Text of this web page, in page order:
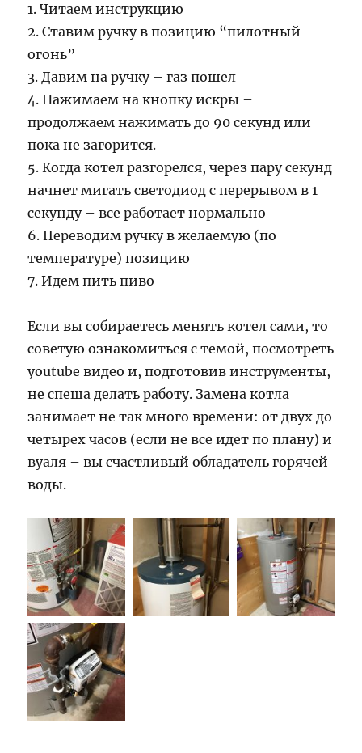
1. Читаем инструкцию
2. Ставим ручку в позицию “пилотный
огонь”
3. Давим на ручку – газ пошел
4. Нажимаем на кнопку искры –
продолжаем нажимать до 90 секунд или
пока не загорится.
5. Когда котел разгорелся, через пару секунд
начнет мигать светодиод с перерывом в 1
секунду – все работает нормально
6. Переводим ручку в желаемую (по
температуре) позицию
7. Идем пить пиво
Если вы собираетесь менять котел сами, то
советую ознакомиться с темой, посмотреть
youtube видео и, подготовив инструменты,
не спеша делать работу. Замена котла
занимает не так много времени: от двух до
четырех часов (если не все идет по плану) и
вуаля – вы счастливый обладатель горячей
воды.